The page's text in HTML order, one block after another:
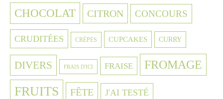
CHOCOLAT CITRON CONCOURS
CRUDITÉES CRÈPES CUPCAKES CURRY
DIVERS FRAIS D'ICI FRAISE FROMAGE
FRUITS FÊTE J'AI TESTÉ